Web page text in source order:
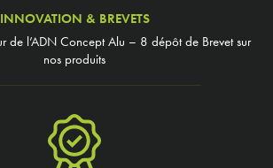
INNOVATION & BREVETS
de l’ADN Concept Alu – 8 dépôt de Brevet sur
nos produits